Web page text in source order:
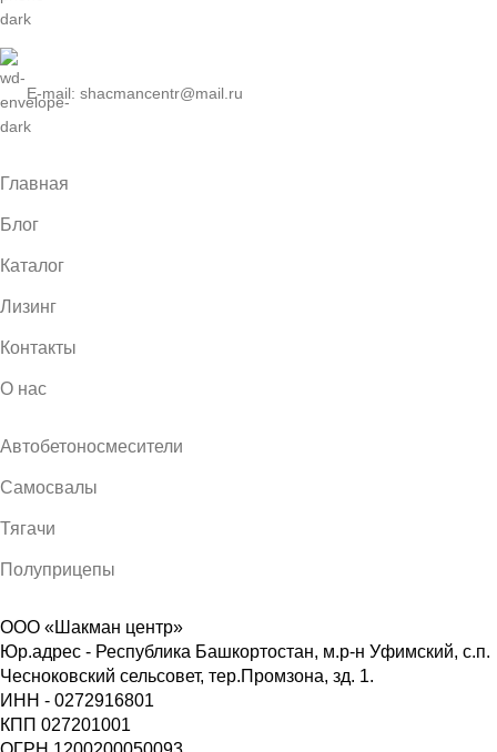
E-mail: shacmancentr@mail.ru
Главная
Блог
Каталог
Лизинг
Контакты
О нас
Автобетоносмесители
Самосвалы
Тягачи
Полуприцепы
ООО «Шакман центр»
Юр.адрес - Республика Башкортостан, м.р-н Уфимский, с.п.
Чесноковский сельсовет, тер.Промзона, зд. 1.
ИНН - 0272916801
КПП 027201001